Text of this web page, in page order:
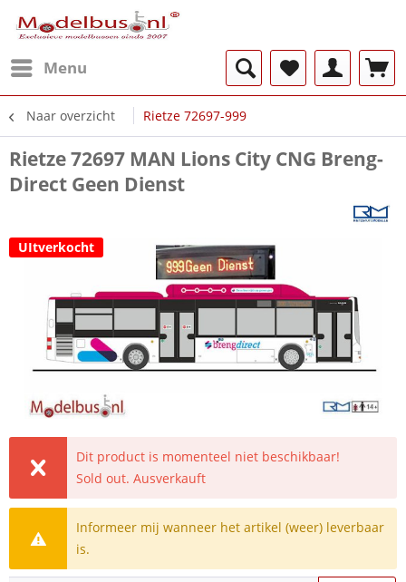
Menu
Naar overzicht Rietze 72697-999
Rietze 72697 MAN Lions City CNG Breng-
Direct Geen Dienst
UItverkocht
Dit product is momenteel niet beschikbaar!
Sold out. Ausverkauft
Informeer mij wanneer het artikel (weer) leverbaar
is.